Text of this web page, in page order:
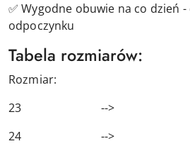
✅ Wygodne obuwie na co dzień
odpoczynku
Tabela rozmiarów:
Rozmiar:
23 -->
24 -->